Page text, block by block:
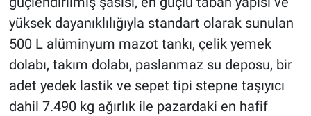
yüksek dayanıklılığıyla standart olarak sunulan
500 L alüminyum mazot tankı, çelik yemek
dolabı, takım dolabı, paslanmaz su deposu, bir
adet yedek lastik ve sepet tipi stepne taşıyıcı
dahil 7.490 kg ağırlık ile pazardaki en hafif